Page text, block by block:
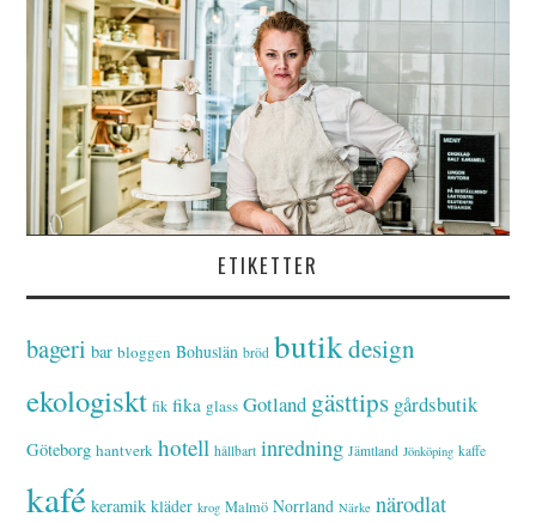
ETIKETTER
bageri bar bloggen Bohuslän bröd butikdesign
ekologiskt fik fika glass Gotland gästtips gårdsbutik
Göteborg hantverk hotell hållbart inredning Jämtland Jönköping kaffe
kafé keramik kläder krog Malmö Norrland Närke närodlat